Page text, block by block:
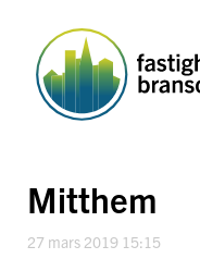
innehåll
Mitthem
27 mars 2019 15:15